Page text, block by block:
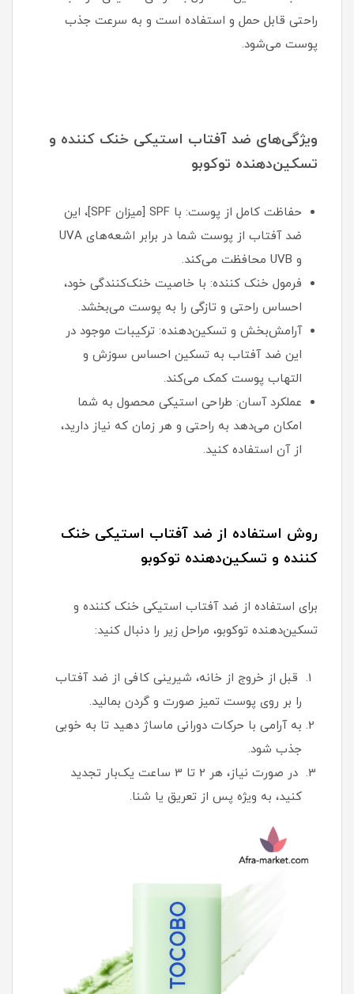
راحتی قابل حمل و استفاده است و به سرعت جذب
پوست می‌شود.
ویژگی‌های ضد آفتاب استیکی خنک کننده و
تسکین‌دهنده توکوبو
حفاظت کامل از پوست: با SPF [میزان SPF]، این
ضد آفتاب از پوست شما در برابر اشعه‌های UVA
و UVB محافظت می‌کند.
فرمول خنک کننده: با خاصیت خنک‌کنندگی خود،
احساس راحتی و تازگی را به پوست می‌بخشد.
آرامش‌بخش و تسکین‌دهنده: ترکیبات موجود در
این ضد آفتاب به تسکین احساس سوزش و
التهاب پوست کمک می‌کند.
عملکرد آسان: طراحی استیکی محصول به شما
امکان می‌دهد به راحتی و هر زمان که نیاز دارید،
از آن استفاده کنید.
روش استفاده از ضد آفتاب استیکی خنک
کننده و تسکین‌دهنده توکوبو
برای استفاده از ضد آفتاب استیکی خنک کننده و
تسکین‌دهنده توکوبو، مراحل زیر را دنبال کنید:
قبل از خروج از خانه، شیرینی کافی از ضد آفتاب
را بر روی پوست تمیز صورت و گردن بمالید.
به آرامی با حرکات دورانی ماساژ دهید تا به خوبی
جذب شود.
در صورت نیاز، هر 2 تا 3 ساعت یک‌بار تجدید
کنید، به ویژه پس از تعریق یا شنا.